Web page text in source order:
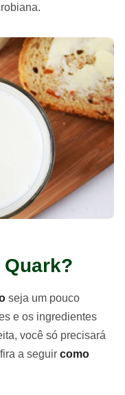
seja um pouco
e os ingredientes
você só precisará
a seguir como